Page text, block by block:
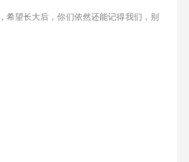
望长大后，你们依然还能记得我们，别